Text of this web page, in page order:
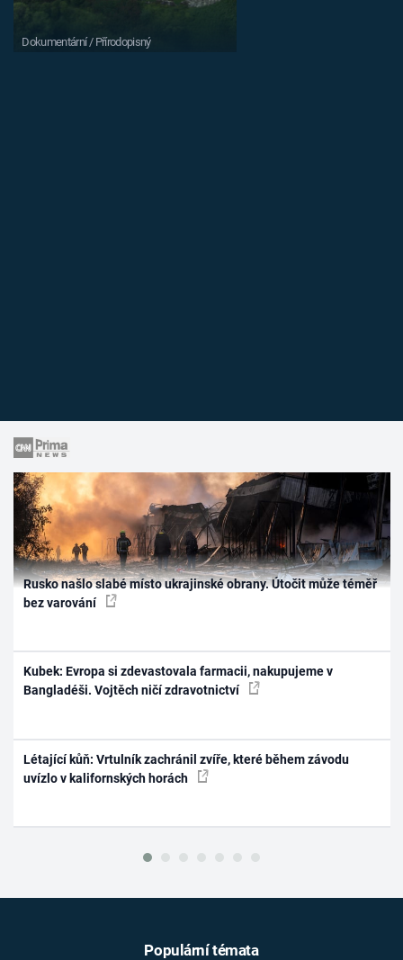
Dokumentární / Přírodopisný
Rusko našlo slabé místo ukrajinské obrany. Útočit může téměř
bez varování
Kubek: Evropa si zdevastovala farmacii, nakupujeme v
Bangladéši. Vojtěch ničí zdravotnictví
Létající kůň: Vrtulník zachránil zvíře, které během závodu
uvízlo v kalifornských horách
Populární témata